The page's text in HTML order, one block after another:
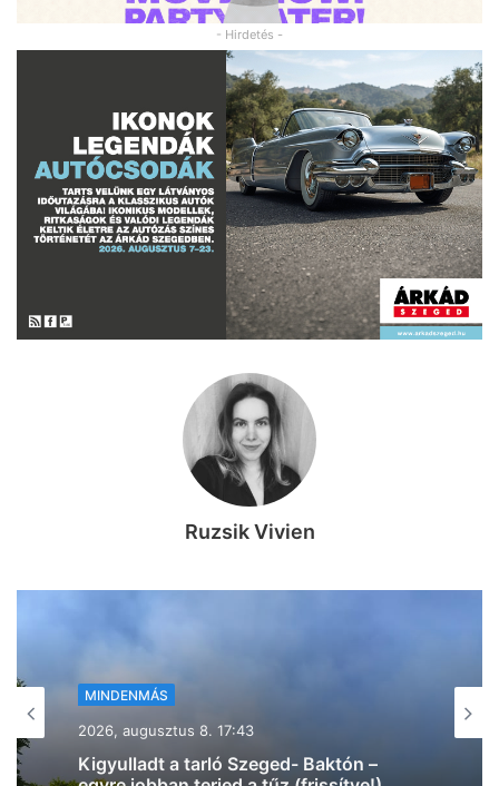
- Hirdetés -
Ruzsik Vivien
MINDENMÁS
2026, augusztus 8. 16:25
Petíció indult az Újszeged –
Mezőhegyes vonatok újraindításáért